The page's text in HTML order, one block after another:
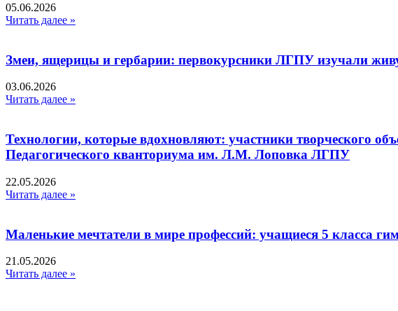
05.06.2026
Читать далее »
Змеи, ящерицы и гербарии: первокурсники ЛГПУ изучали
03.06.2026
Читать далее »
Технологии, которые вдохновляют: участники творческого
Педагогического кванториума им. Л.М. Лоповка ЛГПУ
22.05.2026
Читать далее »
Маленькие мечтатели в мире профессий: учащиеся 5 класса
21.05.2026
Читать далее »